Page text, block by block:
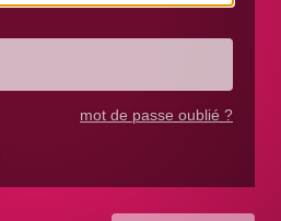
mot de passe oublié ?